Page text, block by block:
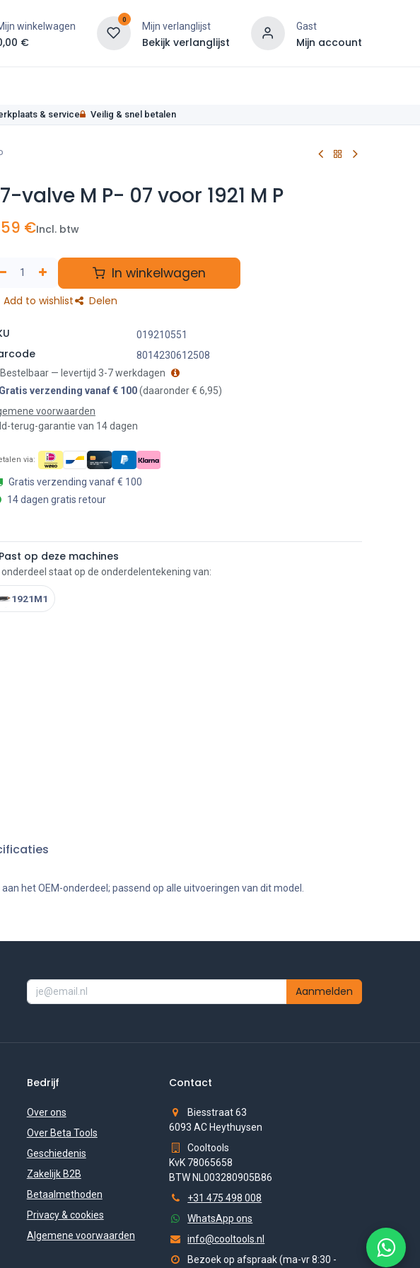
winkelwagen
€
0
Mijn verlanglijst
Bekijk verlanglijst
Gast
Mijn account
& service Veilig & snel betalen
valve M P- 07 voor 1921 M P
€Incl. btw
In winkelwagen
Add to wishlist Delen
019210551
8014230612508
Bestelbaar — levertijd 3-7 werkdagen
Gratis verzending vanaf € 100(daaronder € 6,95)
voorwaarden
terug-garantie van 14 dagen
via:
Gratis verzending vanaf € 100
14 dagen gratis retour
Past op deze machines
onderdeel staat op de onderdelentekening van:
1921M1
aan het OEM-onderdeel; passend op alle uitvoeringen van dit model.
Aanmelden
Bedrijf
Over ons
Over Beta Tools
Geschiedenis
Zakelijk B2B
Betaalmethoden
Privacy & cookies
Algemene voorwaarden
Contact
Biesstraat 63
6093 AC Heythuysen
Cooltools
KvK 78065658
BTW NL003280905B86
+31 475 498 008
WhatsApp ons
info@cooltools.nl
Bezoek op afspraak (ma-vr 8:30 -